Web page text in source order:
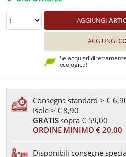
AGGIUNGI
AGGIUNGI
Se acquisti
ecologica!
Consegna standard > €
Isole > € 8,90
GRATIS sopra € 59,00
ORDINE MINIMO € 20,00
Disponibili consegne